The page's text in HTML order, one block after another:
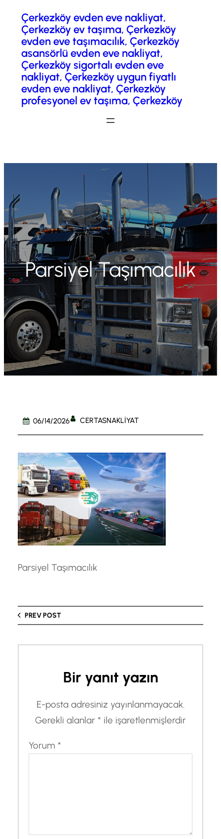
İçeriğeÇerkezköy evden eve nakliyat,
Çerkezköy ev taşıma, Çerkezköy
evden eve taşımacılık, Çerkezköy
asansörlü evden eve nakliyat,
Çerkezköy sigortalı evden eve
nakliyat, Çerkezköy uygun fiyatlı
evden eve nakliyat, Çerkezköy
profesyonel ev taşıma, Çerkezköy
Parsiyel Taşımacılık
06/14/2026 CERTASNAKLIYAT
Parsiyel Taşımacılık
PREV POST
Bir yanıt yazın
E-posta adresiniz yayınlanmayacak.
Gerekli alanlar * ile işaretlenmişlerdir
Yorum *